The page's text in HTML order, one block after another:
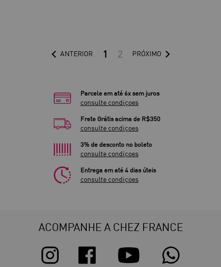
ANTERIOR 1 2 PRÓXIMO
Parcele em até 6x sem juros
consulte condiçoes
Frete Grátis acima de R$350
consulte condiçoes
3% de desconto no boleto
consulte condiçoes
Entrega em até 4 dias úteis
consulte condiçoes
ACOMPANHE A CHEZ FRANCE